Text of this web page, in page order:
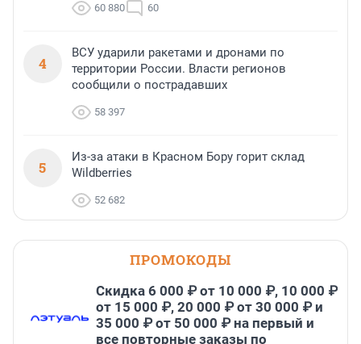
60 880 60
4
ВСУ ударили ракетами и дронами по
территории России. Власти регионов
сообщили о пострадавших
58 397
5
Из-за атаки в Красном Бору горит склад
Wildberries
52 682
ПРОМОКОДЫ
Скидка 6 000 ₽ от 10 000 ₽, 10 000 ₽
от 15 000 ₽, 20 000 ₽ от 30 000 ₽ и
35 000 ₽ от 50 000 ₽ на первый и
все повторные заказы по